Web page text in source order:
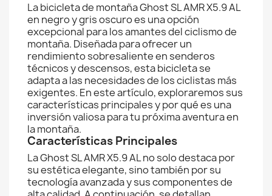
La bicicleta de montaña Ghost SL AMR X5.9 AL
en negro y gris oscuro es una opción
excepcional para los amantes del ciclismo de
montaña. Diseñada para ofrecer un
rendimiento sobresaliente en senderos
técnicos y descensos, esta bicicleta se
adapta a las necesidades de los ciclistas más
exigentes. En este artículo, exploraremos sus
características principales y por qué es una
inversión valiosa para tu próxima aventura en
la montaña.
Características Principales
La Ghost SL AMR X5.9 AL no solo destaca por
su estética elegante, sino también por su
tecnología avanzada y sus componentes de